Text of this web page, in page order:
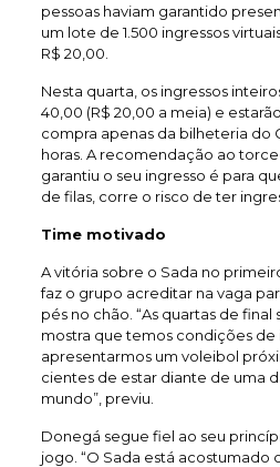
pessoas haviam garantido
um lote de 1.500 ingressos
R$ 20,00.
Nesta quarta, os ingressos
40,00 (R$ 20,00 a meia) e
compra apenas da bilheteria do
horas. A recomendação ao
garantiu o seu ingresso é para
de filas, corre o risco de ter
Time motivado
A vitória sobre o Sada no
faz o grupo acreditar na vaga
pés no chão. “As quartas de
mostra que temos condições de
apresentarmos um voleibol
cientes de estar diante de uma
mundo”, previu.
Donegá segue fiel ao seu
jogo. “O Sada está acostumado